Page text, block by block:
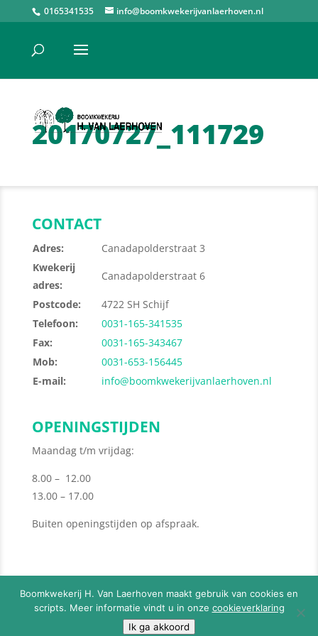
0165341535 info@boomkwekerijvanlaerhoven.nl
20170727_111729
CONTACT
Adres:
Canadapolderstraat 3
Kwekerij
adres:
Canadapolderstraat 6
Postcode:
4722 SH Schijf
Telefoon:
0031-165-341535
Fax:
0031-165-343467
Mob:
0031-653-156445
E-mail:
info@boomkwekerijvanlaerhoven.nl
OPENINGSTIJDEN
Maandag t/m vrijdag:
8.00 – 12.00
13.00 – 17.00
Buiten openingstijden op afspraak.
© 2026Boomkwekerij H. Van Laerhoven-Privacy
Policy
Boomkwekerij H. Van Laerhoven maakt gebruik van cookies en
scripts. Meer informatie vindt u in onze cookieverklaring
Ik ga akkoord